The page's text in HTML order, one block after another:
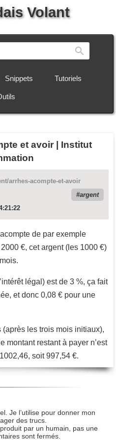
Volant
Snippets Tutoriels
et avoir | Institut
arrhes-acompte-et-avoir
argent
de par exemple
€, cet argent (les 1000 €)
légal) est de 3 %, ça fait
et donc 0,08 € pour une
les trois mois initiaux),
montant restant à payer n’est
soit 997,54 €.
Je l’utilise pour donner mon
des trucs.
par un humain, pas une
sont fermés.